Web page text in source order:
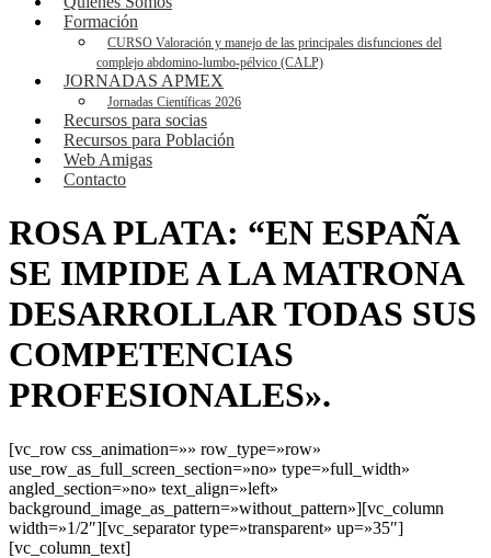
Formación
CURSO Valoración y manejo de las principales disfunciones del
complejo abdomino-lumbo-pélvico (CALP)
JORNADAS APMEX
Jornadas Científicas 2026
Recursos para socias
Recursos para Población
Web Amigas
Contacto
ROSA PLATA: “EN ESPAÑA
SE IMPIDE A LA MATRONA
DESARROLLAR TODAS SUS
COMPETENCIAS
PROFESIONALES».
[vc_row css_animation=»» row_type=»row»
use_row_as_full_screen_section=»no» type=»full_width»
angled_section=»no» text_align=»left»
background_image_as_pattern=»without_pattern»][vc_column
width=»1/2″][vc_separator type=»transparent» up=»35″]
[vc_column_text]